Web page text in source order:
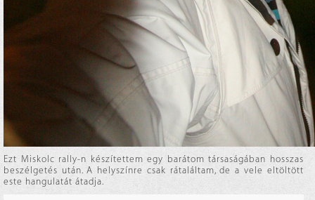
Ezt Miskolc rally-n készítettem egy barátom társaságában hosszas
beszélgetés után. A helyszínre csak rátaláltam, de a vele eltöltött
este hangulatát átadja.